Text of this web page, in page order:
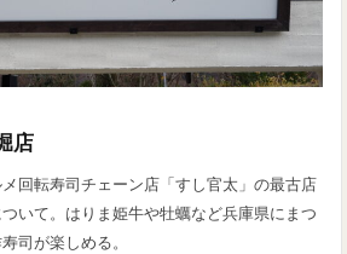
店
回転寿司チェーン店「すし官太」の最古店
いて。はりま姫牛や牡蠣など兵庫県にまつ
司が楽しめる。